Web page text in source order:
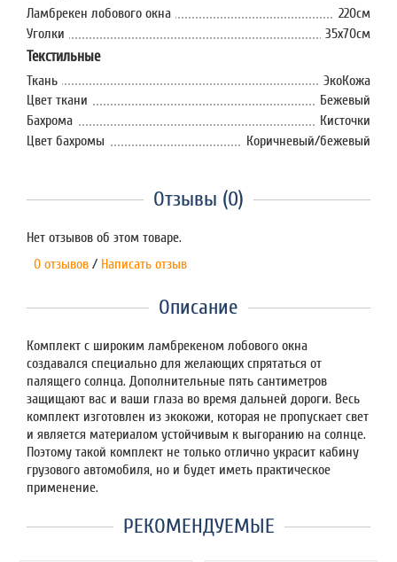
Ламбрекен лобового окна
220см
Уголки
35x70см
Текстильные
Ткань
ЭкоКожа
Цвет ткани
Бежевый
Бахрома
Кисточки
Цвет бахромы
Коричневый/бежевый
Отзывы (0)
Нет отзывов об этом товаре.
0 отзывов / Написать отзыв
Описание
Комплект с широким ламбрекеном лобового окна
создавался специально для желающих спрятаться от
палящего солнца. Дополнительные пять сантиметров
защищают вас и ваши глаза во время дальней дороги. Весь
комплект изготовлен из экокожи, которая не пропускает свет
и является материалом устойчивым к выгоранию на солнце.
Поэтому такой комплект не только отлично украсит кабину
грузового автомобиля, но и будет иметь практическое
применение.
РЕКОМЕНДУЕМЫЕ